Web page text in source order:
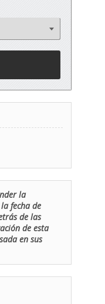
la
fecha de
de las
de esta
en sus